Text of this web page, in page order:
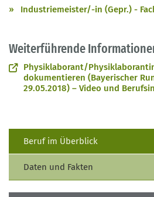
Industriemeister/-in (Gepr.) -
Weiterführende
Physiklaborant/
dokumentieren (Bayerischer
29.05.2018) – Video und
Beruf im Überblick
Daten und Fakten